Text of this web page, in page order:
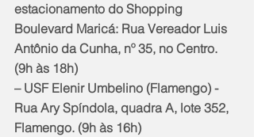
estacionamento do Shopping
Boulevard Maricá: Rua Vereador Luis
Antônio da Cunha, nº 35, no Centro.
(9h às 18h)
– USF Elenir Umbelino (Flamengo) -
Rua Ary Spíndola, quadra A, lote 352,
Flamengo. (9h às 16h)